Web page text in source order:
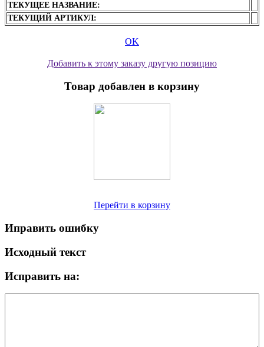
ТЕКУЩЕЕ НАЗВАНИЕ:
ТЕКУЩИЙ АРТИКУЛ:
OK
Добавить к этому заказу другую позицию
Товар добавлен в корзину
Перейти в корзину
Иправить ошибку
Исходный текст
Исправить на: